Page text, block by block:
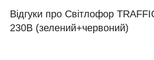
Відгуки про Світлофор
230В (зелений+червоний)